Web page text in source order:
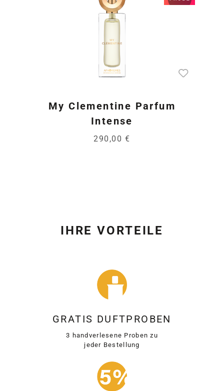
My Clementine Parfum
Intense
290,00 €
IHRE VORTEILE
GRATIS DUFTPROBEN
3 handverlesene Proben zu
jeder Bestellung